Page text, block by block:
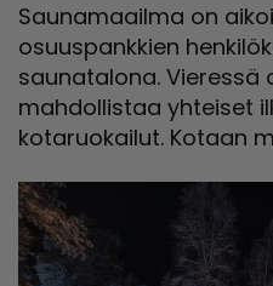
Saunamaailma on
osuuspankkien
saunatalona. Vieressä
mahdollistaa yhteiset
kotaruokailut. Kotaan